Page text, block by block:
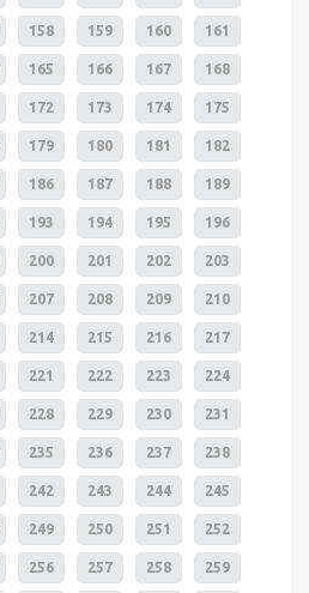
158 159 160 161
165 166 167 168
172 173 174 175
179 180 181 182
186 187 188 189
193 194 195 196
200 201 202 203
207 208 209 210
214 215 216 217
221 222 223 224
228 229 230 231
235 236 237 238
242 243 244 245
249 250 251 252
256 257 258 259